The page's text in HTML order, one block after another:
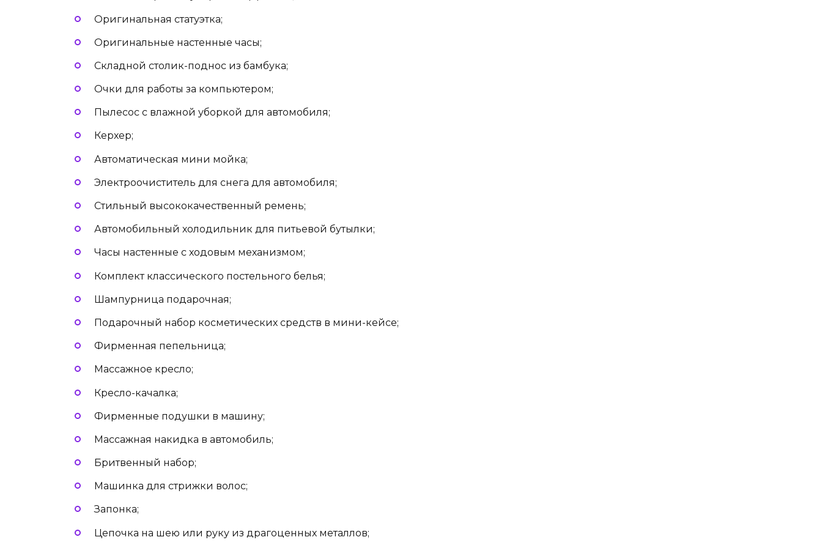
Оригинальная статуэтка;
Оригинальные настенные часы;
Складной столик-поднос из бамбука;
Очки для работы за компьютером;
Пылесос с влажной уборкой для автомобиля;
Керхер;
Автоматическая мини мойка;
Электроочиститель для снега для автомобиля;
Стильный высококачественный ремень;
Автомобильный холодильник для питьевой бутылки;
Часы настенные с ходовым механизмом;
Комплект классического постельного белья;
Шампурница подарочная;
Подарочный набор косметических средств в мини-кейсе;
Фирменная пепельница;
Массажное кресло;
Кресло-качалка;
Фирменные подушки в машину;
Массажная накидка в автомобиль;
Бритвенный набор;
Машинка для стрижки волос;
Запонка;
Цепочка на шею или руку из драгоценных металлов;